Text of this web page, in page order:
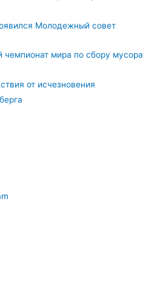
Молодежный совет
мира по сбору мусора
от исчезновения